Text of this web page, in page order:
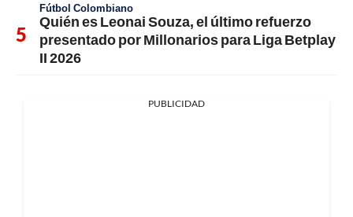
Fútbol Colombiano
Quién es Leonai Souza, el último refuerzo
presentado por Millonarios para Liga Betplay
II 2026
PUBLICIDAD